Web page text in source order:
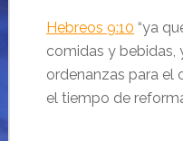
Hebreos 9:10 “ya
comidas y bebidas,
ordenanzas para el
el tiempo de